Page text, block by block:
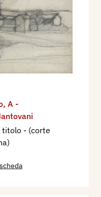
, A -
titolo - (corte